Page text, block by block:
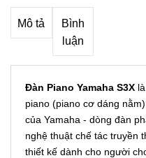
Mô tả
Bình
luận
Đàn Piano Yamaha S3X
piano (piano cơ dáng
của Yamaha - dòng đàn
nghệ thuật chế tác truyền
thiết kế dành cho người